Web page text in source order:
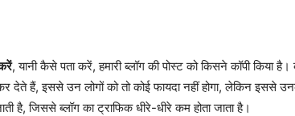
, यानी कैसे पता करें, हमारी ब्लॉग की पोस्ट को किसने कॉपी
हैं, इससे उन लोगों को तो कोई फायदा नहीं होगा, लेकिन इससे
है, जिससे ब्लॉग का ट्राफिक धीरे-धीरे कम होता जाता है।